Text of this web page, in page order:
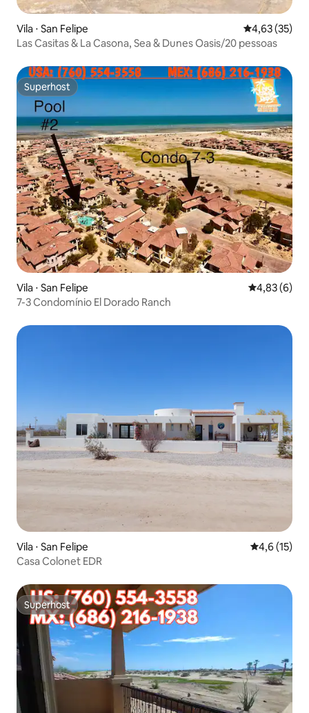
Vila ⋅ San Felipe 4,63 de uma
4,63 (35)
Las Casitas & La Casona, Sea & Dunes Oasis/20 pessoas
Superhost
Superhost
Vila ⋅ San Felipe 4,83 de uma
4,83 (6)
7-3 Condomínio El Dorado Ranch
Vila ⋅ San Felipe 4,6 de uma
4,6 (15)
Casa Colonet EDR
Superhost
Superhost